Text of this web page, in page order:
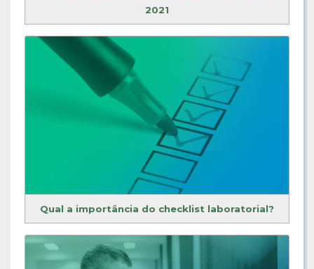
2021
Qual a importância do checklist laboratorial?